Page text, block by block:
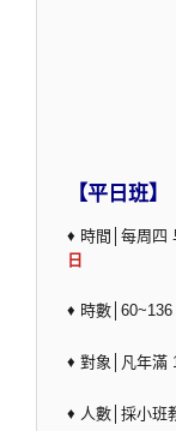
【平日班】
♦ 時間│每周四
日
♦ 時數│60~136
♦ 對象│凡年滿
♦ 人數│採小班